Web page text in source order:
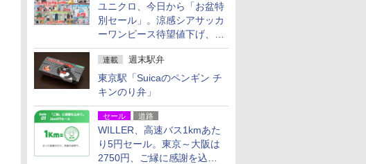
ユニクロ、今日から「お盆特
別セール」。涼感シアサッカ
ーワンピース待望値下げ、撥
水ギアショーツは1990円に
連載 週末駅弁
東京駅「Suicaのペンギン チ
キンのり弁」
セール 道路
WILLER、高速バス1kmあた
り5円セール。東京～大阪は
2750円、ご縁に感謝を込め